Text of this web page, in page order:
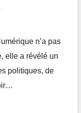
n’a pas
elle a révélé un
politiques, de